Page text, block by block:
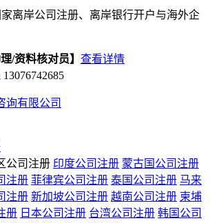
离岸公司注册、离岸银行开户与海外企
/资料核对员】 查看详情
公司注册 印度公司注册 蒙古国公司注册
注册 菲律宾公司注册 泰国公司注册 马来
注册 新加坡公司注册 越南公司注册 柬埔
册 日本公司注册 台湾公司注册 韩国公司